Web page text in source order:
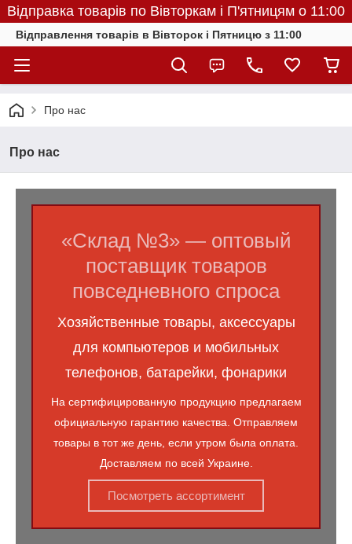
Відправка товарів по Вівторкам і П'ятницям о 11:00
Відправлення товарів в Вівторок і Пятницю з 11:00
Про нас
Про нас
«Склад №3» — оптовый
поставщик товаров
повседневного спроса
Хозяйственные товары, аксессуары
для компьютеров и мобильных
телефонов, батарейки, фонарики
На сертифицированную продукцию предлагаем
официальную гарантию качества. Отправляем
товары в тот же день, если утром была оплата.
Доставляем по всей Украине.
Посмотреть ассортимент